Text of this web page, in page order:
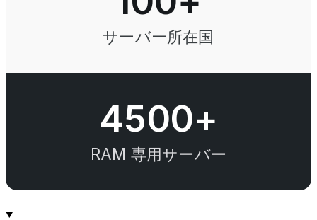
サーバー所在国
4500+
RAM 専用サーバー